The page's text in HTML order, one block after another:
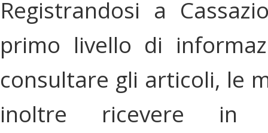
Registrandosi a
primo livello di
consultare gli articoli, le
inoltre ricevere in